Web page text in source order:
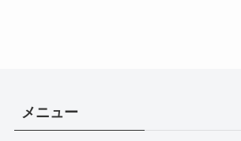
メニュー